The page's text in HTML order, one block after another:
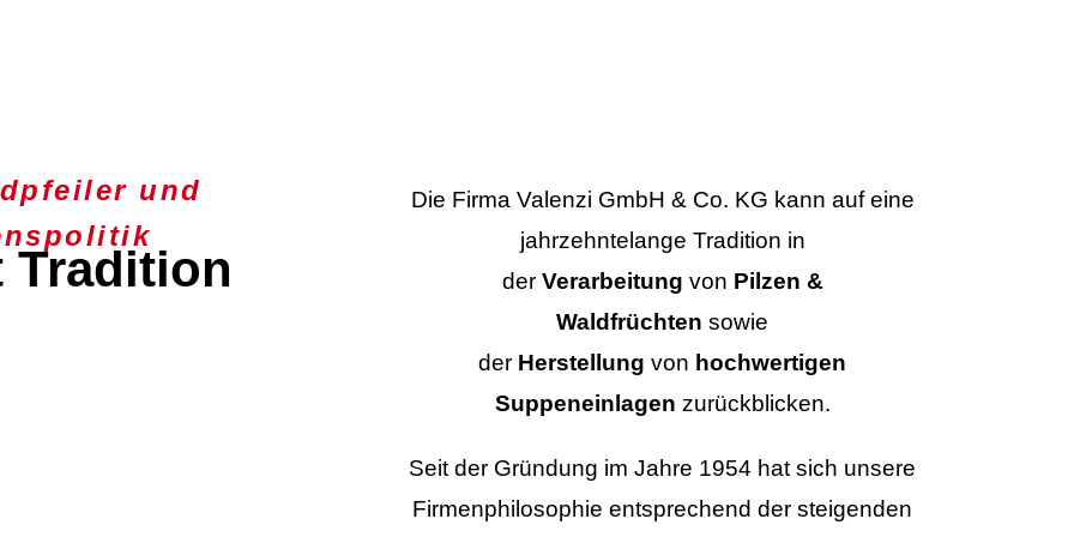
und
Tradition
Die Firma Valenzi GmbH & Co. KG kann auf eine
jahrzehntelange Tradition in
der Verarbeitung von Pilzen &
Waldfrüchten sowie
der Herstellung von hochwertigen
Suppeneinlagen zurückblicken.
Seit der Gründung im Jahre 1954 hat sich unsere
Firmenphilosophie entsprechend der steigenden